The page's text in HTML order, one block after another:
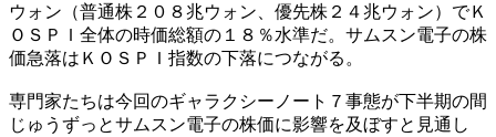
ウォン（普通株２０８兆ウォン、優先株２４兆ウォン）でＫ
ＯＳＰＩ全体の時価総額の１８％水準だ。サムスン電子の株
価急落はＫＯＳＰＩ指数の下落につながる。
専門家たちは今回のギャラクシーノート７事態が下半期の間
じゅうずっとサムスン電子の株価に影響を及ぼすと見通し